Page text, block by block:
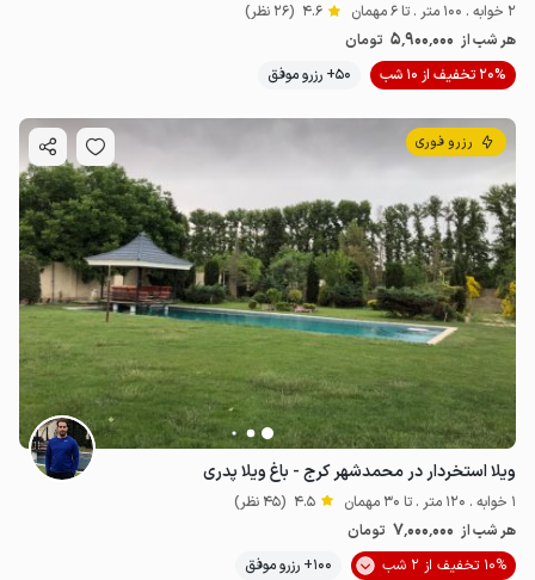
14میلیون ت 2 خوابه . 100 متر . تا 6 مهمان 4.6 (26 نظر)
هر شب از 5٬900٬000 تومان
20% تخفیف از 10 شب
50+ رزرو موفق
رزرو فوری
ویلا استخردار در محمدشهر کرج - باغ ویلا پدری
1 خوابه . 120 متر . تا 30 مهمان 4.5 (45 نظر)
هر شب از 7٬000٬000 تومان
10% تخفیف از 2 شب
100+ رزرو موفق